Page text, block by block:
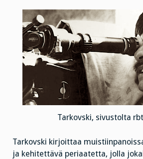
Tarkovski, sivustolta
Tarkovski kirjoittaa
ja kehitettävä periaatetta, jolla